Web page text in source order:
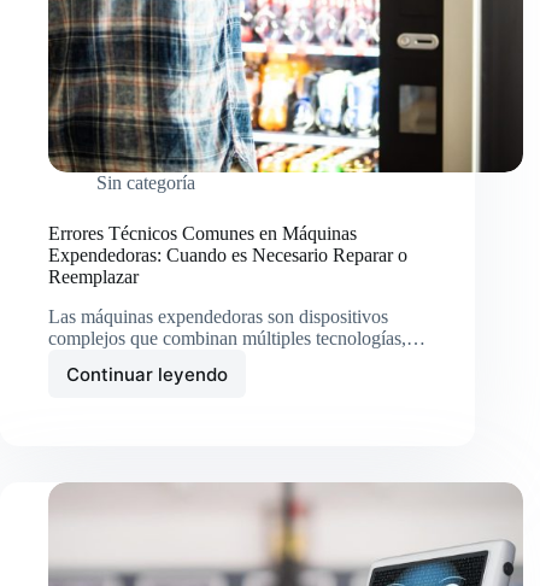
Sin categoría
Errores Técnicos Comunes en Máquinas
Expendedoras: Cuando es Necesario Reparar o
Reemplazar
Las máquinas expendedoras son dispositivos
complejos que combinan múltiples tecnologías,…
Continuar leyendo